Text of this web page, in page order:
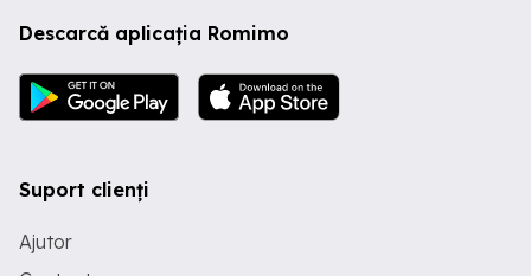
Descarcă aplicația Romimo
Suport clienți
Ajutor